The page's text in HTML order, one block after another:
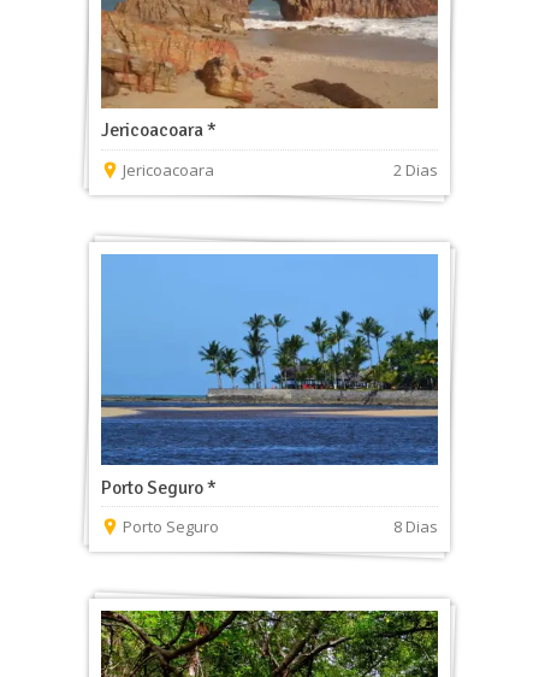
Jericoacoara *
Jericoacoara 2 Dias
Porto Seguro *
Porto Seguro 8 Dias